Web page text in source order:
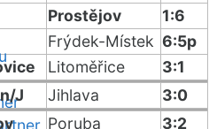
Prostějov
1:6
Frýdek-Místek 6:5p
Litoměřice
3:1
J Jihlava
3:0
Poruba
3:2